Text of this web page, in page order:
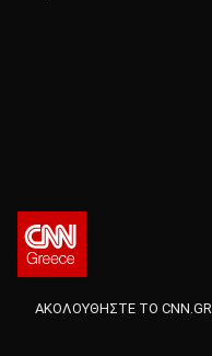
ΑΚΟΛΟΥΘΗΣΤΕ ΤΟ CNN.GR